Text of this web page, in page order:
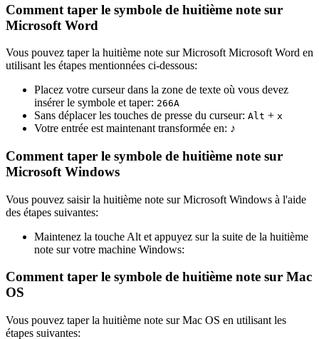
Comment taper le symbole de huitième note sur
Microsoft Word
Vous pouvez taper la huitième note sur Microsoft Microsoft Word en
utilisant les étapes mentionnées ci-dessous:
Placez votre curseur dans la zone de texte où vous devez
insérer le symbole et taper: 266A
Sans déplacer les touches de presse du curseur: Alt + x
Votre entrée est maintenant transformée en: ♪
Comment taper le symbole de huitième note sur
Microsoft Windows
Vous pouvez saisir la huitième note sur Microsoft Windows à l'aide
des étapes suivantes:
Maintenez la touche Alt et appuyez sur la suite de la huitième
note sur votre machine Windows:
Comment taper le symbole de huitième note sur Mac
OS
Vous pouvez taper la huitième note sur Mac OS en utilisant les
étapes suivantes: